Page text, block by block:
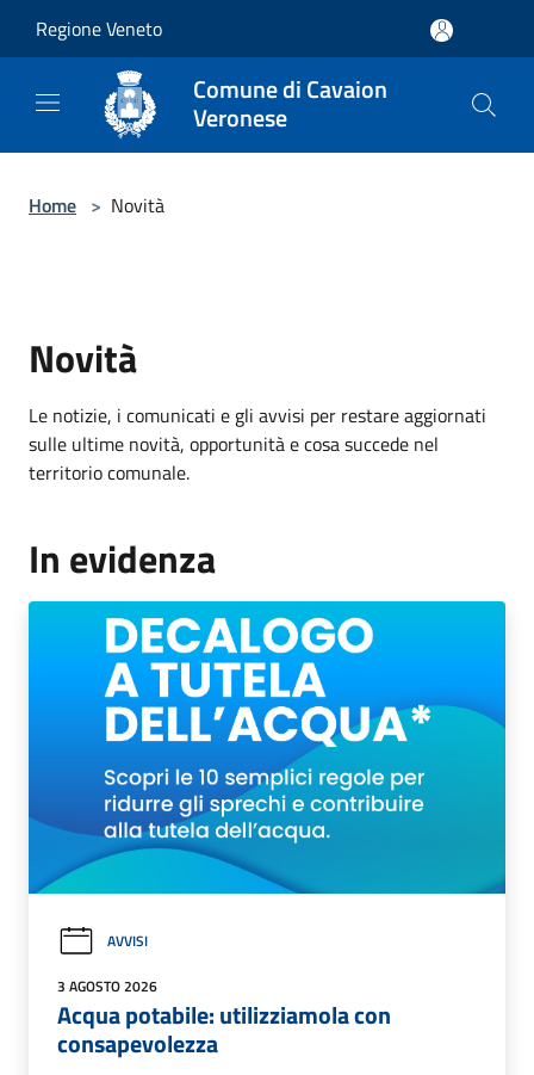
Regione Veneto
Comune di Cavaion
Veronese
Home > Novità
Novità
Le notizie, i comunicati e gli avvisi per restare aggiornati
sulle ultime novità, opportunità e cosa succede nel
territorio comunale.
In evidenza
AVVISI
3 AGOSTO 2026
Acqua potabile: utilizziamola con
consapevolezza